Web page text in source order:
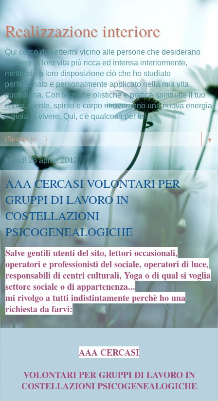
Realizzazione interiore
Qui cerco di mettermi vicino alle persone che desiderano
rendere la loro vita più ricca ed intensa interiormente,
mettendo a loro disposizione ciò che ho studiato
perfezionato e personalmente applicato nella mia vita
quotidiana. Con tecniche olistiche e pratica spirituale il tuo
cuore, mente, spirito e corpo ritroveranno una nuova energia
e gioia di vivere. Qui, c'è qualcosa per te!
▼
lunedì 23 aprile 2012
AAA CERCASI VOLONTARI PER
GRUPPI DI LAVORO IN
COSTELLAZIONI
PSICOGENEALOGICHE
Salve gentili utenti del sito, lettori occasionali,
operatori e professionisti del sociale, operatori di luce,
responsabili di centri culturali, Yoga o di qual si voglia
settore sociale o diappartenenza...
mi rivolgo a tutti indistintamente perchè ho una
richiesta da farvi:
AAA CERCASI
VOLONTARI PER GRUPPI DI LAVORO IN
COSTELLAZIONI PSICOGENEALOGICHE